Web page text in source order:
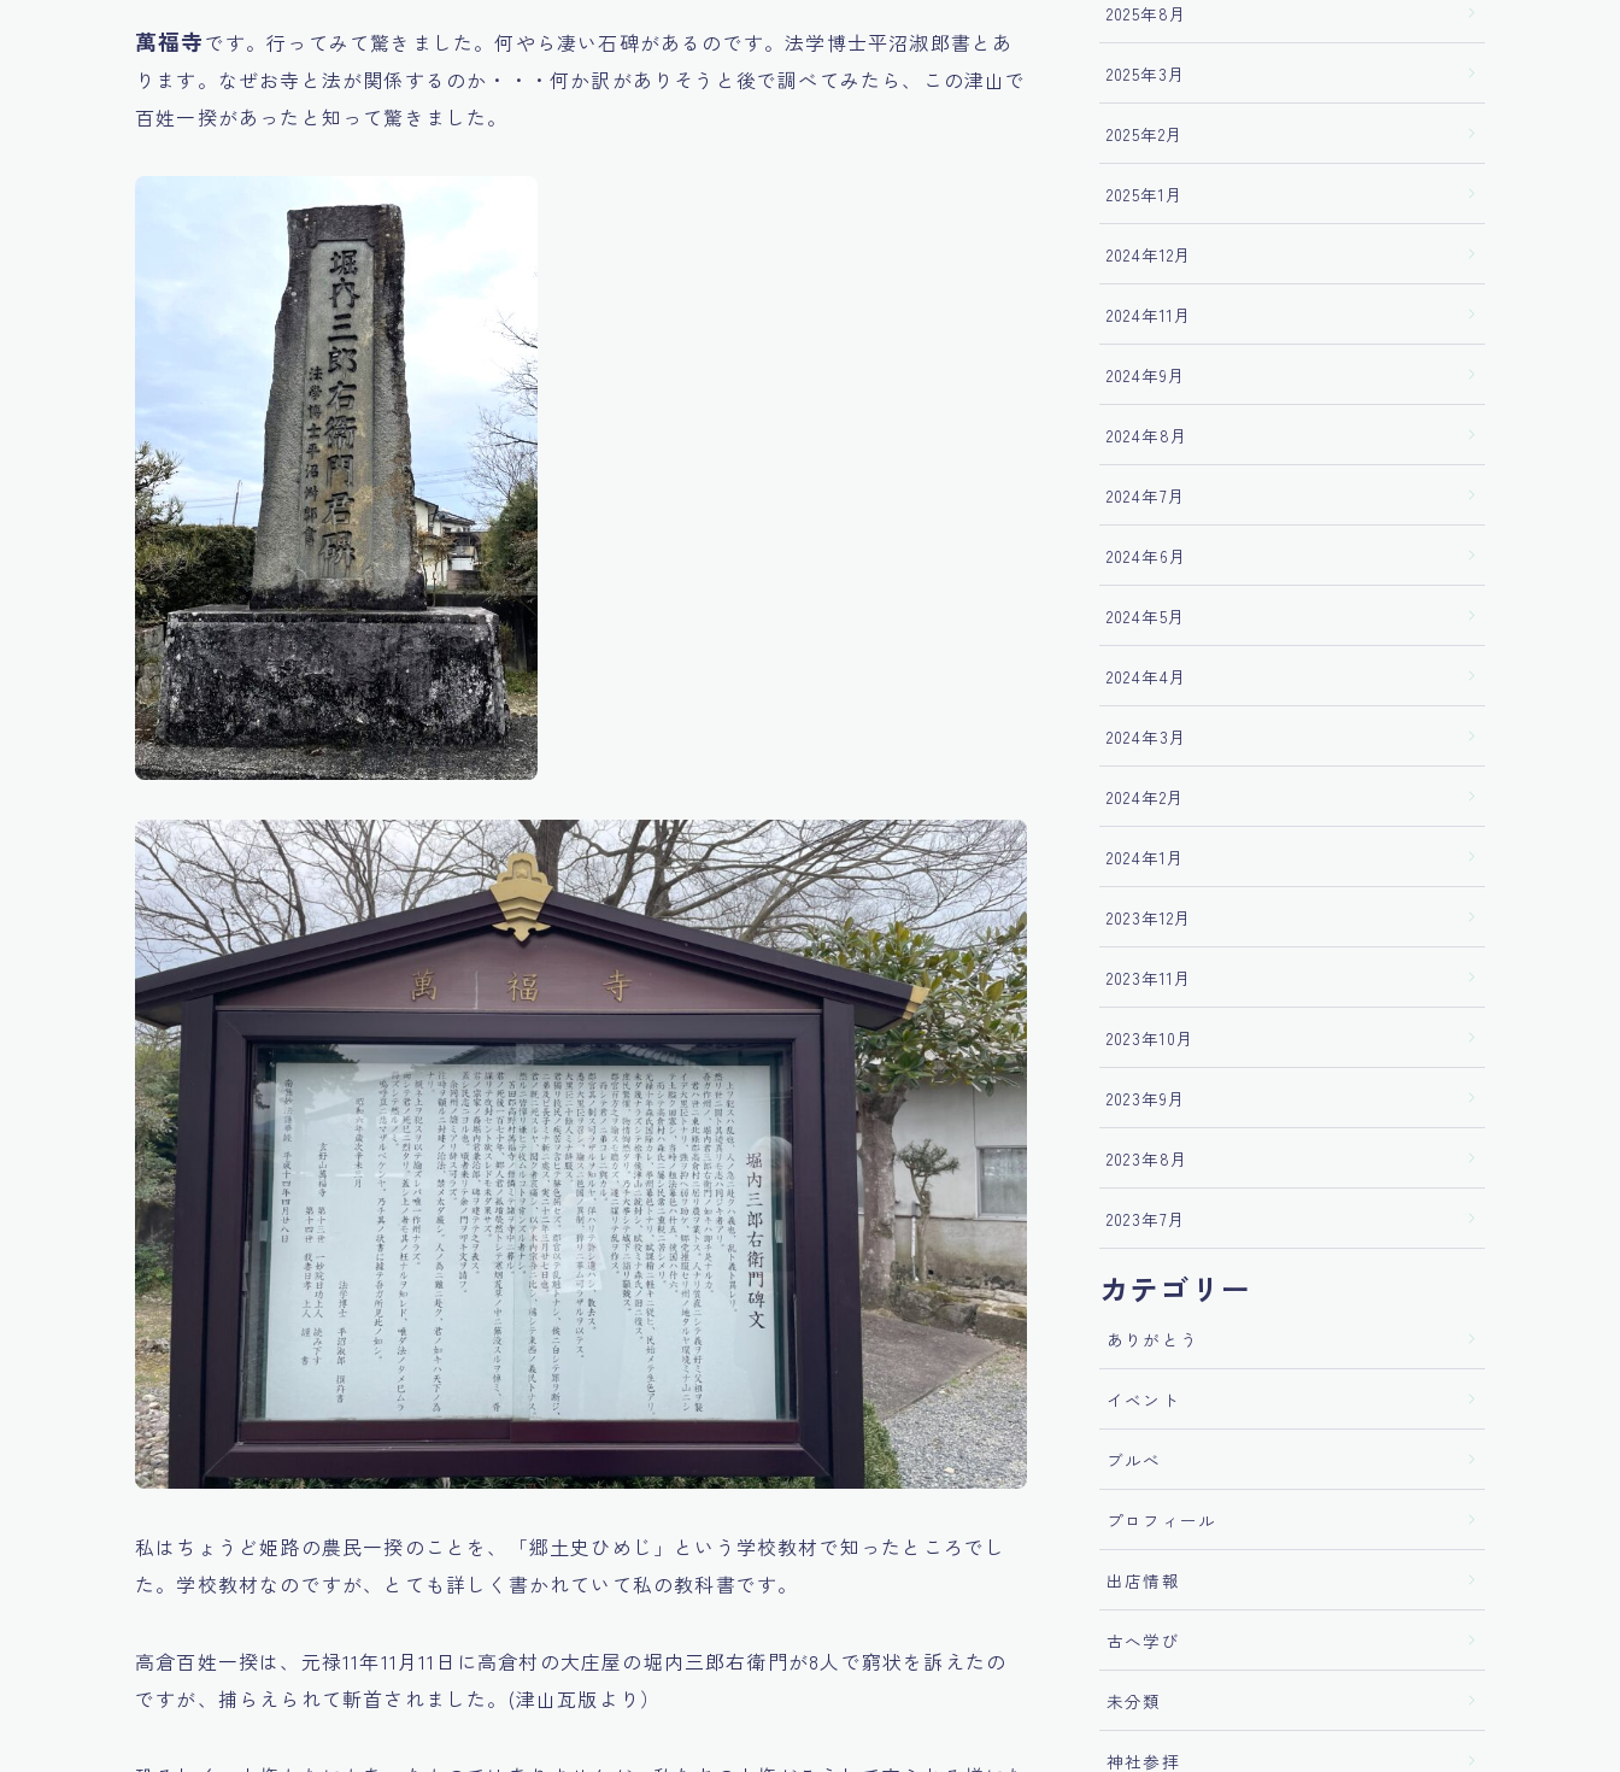
萬福寺です。行ってみて驚きました。何やら凄い石碑があるのです。法学博士平沼淑郎書とあ
ります。なぜお寺と法が関係するのか・・・何か訳がありそうと後で調べてみたら、この津山で
百姓一揆があったと知って驚きました。
私はちょうど姫路の農民一揆のことを、「郷土史ひめじ」という学校教材で知ったところでし
た。学校教材なのですが、とても詳しく書かれていて私の教科書です。
高倉百姓一揆は、元禄11年11月11日に高倉村の大庄屋の堀内三郎右衛門が8人で窮状を訴えたの
ですが、捕らえられて斬首されました。(津山瓦版より）
2025年8月
2025年3月
2025年2月
2025年1月
2024年12月
2024年11月
2024年9月
2024年8月
2024年7月
2024年6月
2024年5月
2024年4月
2024年3月
2024年2月
2024年1月
2023年12月
2023年11月
2023年10月
2023年9月
2023年8月
2023年7月
カテゴリー
ありがとう
イベント
ブルべ
プロフィール
出店情報
古へ学び
未分類
神社参拝